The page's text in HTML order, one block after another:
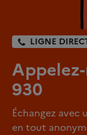
LIGNE
930
Échangez avec
en tout